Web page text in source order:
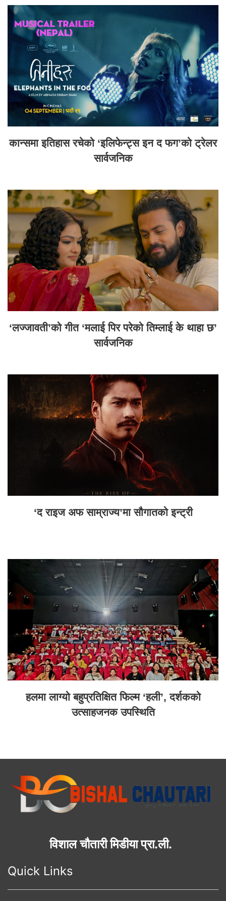
कान्समा इतिहास रचेको ‘इलिफेन्ट्स इन द फग’को ट्रेलर
सार्वजनिक
‘लज्जावती’को गीत ‘मलाई पिर परेको तिम्लाई के थाहा छ’
सार्वजनिक
‘द राइज अफ साम्राज्य’मा सौगातको इन्ट्री
हलमा लाग्यो बहुप्रतिक्षित फिल्म ‘हली’, दर्शकको
उत्साहजनक उपस्थिति
विशाल चौतारी मिडीया प्रा.ली.
Quick Links